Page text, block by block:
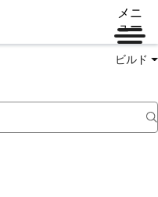
メニ
ュー
ビルド